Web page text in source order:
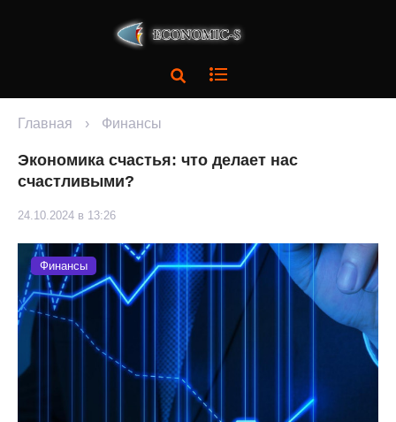
Главная › Финансы
Экономика счастья: что делает нас
счастливыми?
24.10.2024 в 13:26
Финансы